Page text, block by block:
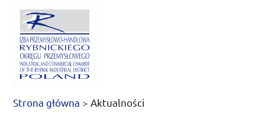
Strona główna > Aktualności